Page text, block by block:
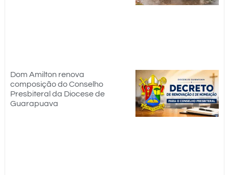
Dom Amilton renova
composição do Conselho
Presbiteral da Diocese de
Guarapuava